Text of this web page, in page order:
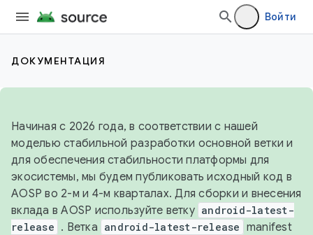
Войти
ДОКУМЕНТАЦИЯ
Начиная с 2026 года, в соответствии с нашей
моделью стабильной разработки основной ветки и
для обеспечения стабильности платформы для
экосистемы, мы будем публиковать исходный код в
AOSP во 2-м и 4-м кварталах. Для сборки и внесения
вклада в AOSP используйте ветку android-latest-
release . Ветка android-latest-release manifest